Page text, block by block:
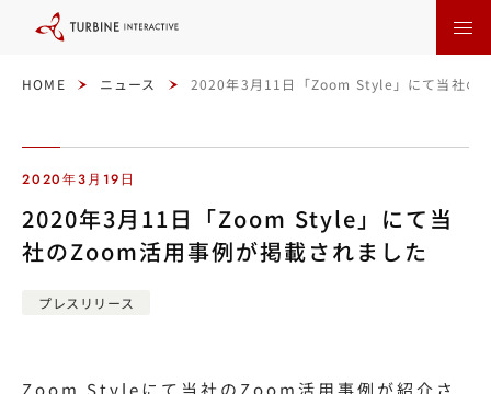
HOME ニュース 2020年3月11日「Zoom Style」にて当社の
2020年3月19日
2020年3月11日「Zoom Style」にて当
社のZoom活用事例が掲載されました
プレスリリース
Zoom Styleにて当社のZoom活用事例が紹介さ